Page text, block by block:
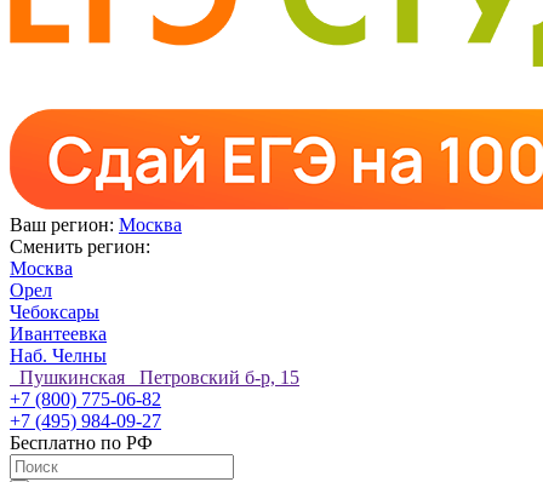
Ваш регион: Москва
Сменить регион:
Москва
Орел
Чебоксары
Ивантеевка
Наб. Челны
Пушкинская Петровский б-р, 15
+7 (800) 775-06-82
+7 (495) 984-09-27
Бесплатно по РФ